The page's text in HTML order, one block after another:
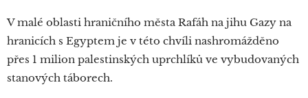
V malé oblasti hraničního města Rafáh na jihu Gazy na
hranicích s Egyptem je v této chvíli nashromážděno
přes 1 milion palestinských uprchlíků ve vybudovaných
stanových táborech.